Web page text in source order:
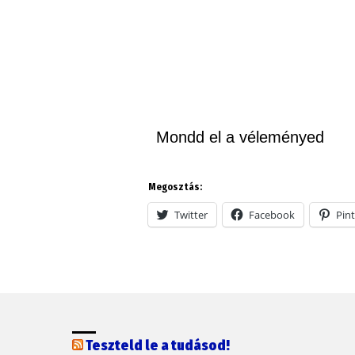
Mondd el a véleményed
Megosztás:
Twitter Facebook
Teszteld le a tudásod!